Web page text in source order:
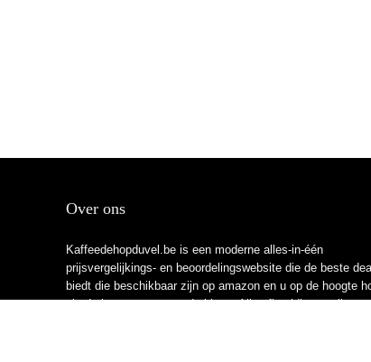
Over ons
Kaffeedehopduvel.be is een moderne alles-in-één
prijsvergelijkings- en beoordelingswebsite die de beste
biedt die beschikbaar zijn op amazon en u op de hoogte
via de laatst toegevoegde blogs. Alle afbeeldingen zijn